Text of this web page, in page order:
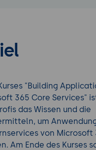
"Building
365 Core Services"
das Wissen und die
um
von Microsoft
Am Ende des Kurses